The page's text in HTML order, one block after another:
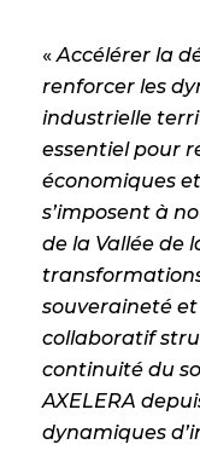
«Accélérer la
renforcer les
industrielle
essentiel pour
économiques
s’imposent à
de la Vallée de
souveraineté et
collaboratif
continuité du
AXELERA
dynamiques